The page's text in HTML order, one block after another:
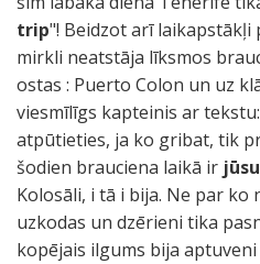
trip"! Beidzot arī
mirkli neatstāja līksmos
ostas : Puerto Colon un uz
viesmīlīgs kapteinis ar
atpūtieties, ja ko gribat, tik
šodien brauciena laikā ir
Kolosāli, i tā i bija. Ne par ko
uzkodas un dzērieni tika
kopējais ilgums bija